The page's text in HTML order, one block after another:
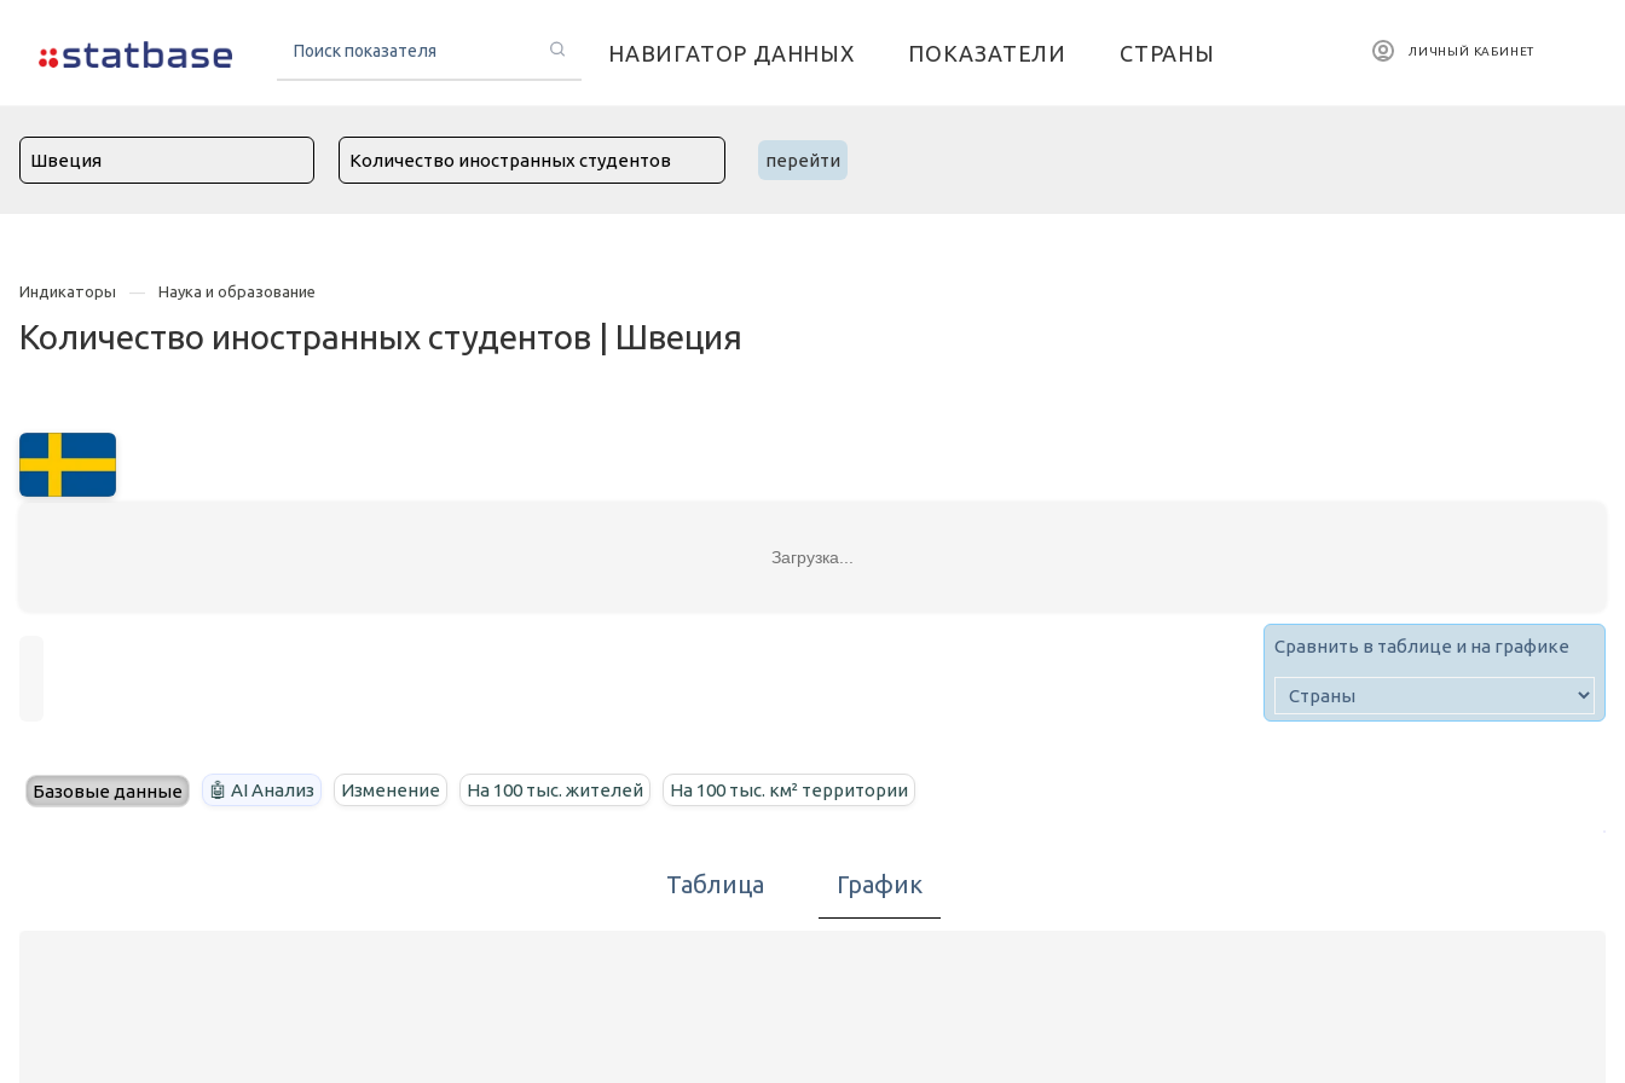
НАВИГАТОР ДАННЫХ ПОКАЗАТЕЛИ СТРАНЫ ЛИЧНЫЙ КАБИНЕТ
перейти
Индикаторы Наука и образование
Количество иностранных студентов | Швеция
Загрузка...
Сравнить в таблице и на графике
Базовые данные 🤖 AI Анализ Изменение На 100 тыс. жителей На 100 тыс. км² территории
Таблица График